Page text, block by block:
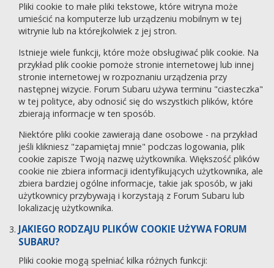
Pliki cookie to małe pliki tekstowe, które witryna może
umieścić na komputerze lub urządzeniu mobilnym w tej
witrynie lub na którejkolwiek z jej stron.
Istnieje wiele funkcji, które może obsługiwać plik cookie. Na
przykład plik cookie pomoże stronie internetowej lub innej
stronie internetowej w rozpoznaniu urządzenia przy
następnej wizycie. Forum Subaru używa terminu "ciasteczka"
w tej polityce, aby odnosić się do wszystkich plików, które
zbierają informacje w ten sposób.
Niektóre pliki cookie zawierają dane osobowe - na przykład
jeśli klikniesz "zapamiętaj mnie" podczas logowania, plik
cookie zapisze Twoją nazwę użytkownika. Większość plików
cookie nie zbiera informacji identyfikujących użytkownika, ale
zbiera bardziej ogólne informacje, takie jak sposób, w jaki
użytkownicy przybywają i korzystają z Forum Subaru lub
lokalizację użytkownika.
JAKIEGO RODZAJU PLIKÓW COOKIE UŻYWA FORUM
SUBARU?
Pliki cookie mogą spełniać kilka różnych funkcji: